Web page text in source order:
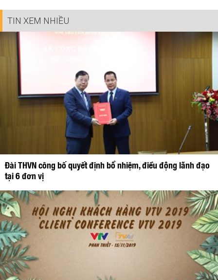
TIN XEM NHIỀU
Đài THVN công bố quyết định bổ nhiệm, điều động lãnh đạo
tại 6 đơn vị